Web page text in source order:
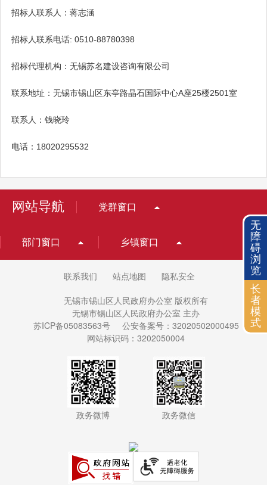
招标人联系人：蒋志涵
招标人联系电话: 0510-88780398
招标代理机构：无锡苏名建设咨询有限公司
联系地址：无锡市锡山区东亭路晶石国际中心A座25楼2501室
联系人：钱晓玲
电话：18020295532
网站导航 党群窗口
部门窗口 乡镇窗口
联系我们 站点地图 隐私安全
无锡市锡山区人民政府办公室 版权所有
无锡市锡山区人民政府办公室 主办
苏ICP备05083563号
公安备案号：32020502000495
网站标识码：3202050004
政务微博 政务微信
无
障
碍
浏
览
长
者
模
式